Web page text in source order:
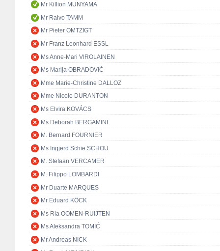
Mr Killion MUNYAMA
Mr Raivo TAMM
Mr Pieter OMTZIGT
Mr Franz Leonhard ESSL
Ms Anne-Mari VIROLAINEN
Ms Marija OBRADOVIĆ
Mme Marie-Christine DALLOZ
Mme Nicole DURANTON
Ms Elvira KOVÁCS
Ms Deborah BERGAMINI
M. Bernard FOURNIER
Ms Ingjerd Schie SCHOU
M. Stefaan VERCAMER
M. Filippo LOMBARDI
Mr Duarte MARQUES
Mr Eduard KÖCK
Ms Ria OOMEN-RUIJTEN
Ms Aleksandra TOMIĆ
Mr Andreas NICK